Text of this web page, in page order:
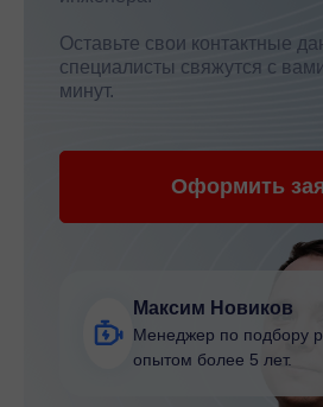
Оставьте свои контактные
специалисты свяжутся с
минут.
Оформить
Максим Новиков
Менеджер по подбору
опытом более 5 лет.